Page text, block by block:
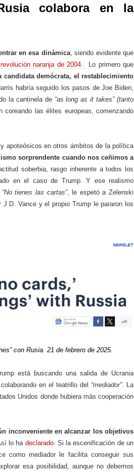
colabora en la
en esa dinámica, siendo evidente que
naranja de 2004.
Lo primero que
candidata demócrata, el restablecimiento
habría seguido los pasos de Joe Biden,
la cantinela de “as long as it takes” (tanto
coreando las élites europeas, comenzando
apoteósicos en otros ámbitos de la política
sorprendente cuando nos ceñimos a
soberbia, rasgo inherente a todos los
en el caso de Trump. Y ese realismo
“No tienes las cartas”, le espetó a Zelenski
Vance y el propio Trump le pararon los
con Rusia. 21 de febrero de 2025.
está buscando una salida de Ucrania
en el teatrillo del “mediador”. La
Unidos donde hubiera más cooperación
inconveniente en alcanzar los objetivos
lo ha declarado. Si la escenificación de un
como mediador le facilita conseguir sus
esa posibilidad, aunque no debemos